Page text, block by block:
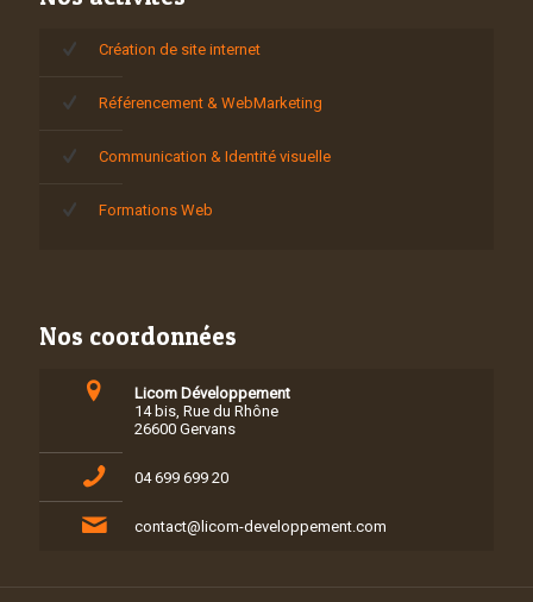
Création de site internet
Référencement & WebMarketing
Communication & Identité visuelle
Formations Web
Nos coordonnées
Licom Développement
14 bis, Rue du Rhône
26600 Gervans
04 699 699 20
contact@licom-developpement.com